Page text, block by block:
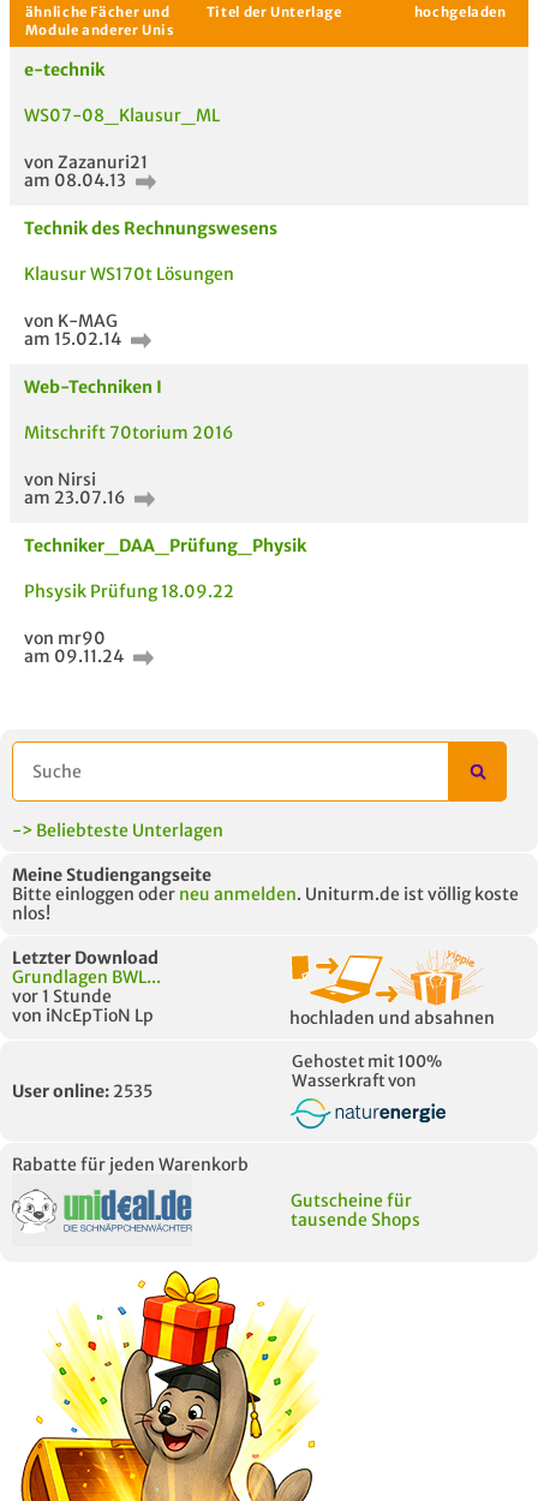
Aktuelle Gespräche
starten
ähnliche Fächer und
Module anderer Unis
e-technik
WS07-08_Klausur_ML
von Zazanuri21
am 08.04.13
Technik des Rechnungswesens
Klausur WS170t Lösungen
von K-MAG
am 15.02.14
Web-Techniken I
Mitschrift 70torium 2016
von Nirsi
am 23.07.16
Techniker_DAA_Prüfung_Physik
Phsysik Prüfung 18.09.22
von mr90
am 09.11.24
-> Beliebteste Unterlagen
Meine Studiengangseite
Bitte einloggen oder neu anmelden. Uniturm.de ist völlig koste
nlos!
Letzter Download
Grundlagen BWL...
vor 1 Stunde
von iNcEpTioN Lp
hochladen und absahnen
User online: 2535
Gehostet mit 100%
Wasserkraft von
Rabatte für jeden Warenkorb
Gutscheine für
tausende Shops